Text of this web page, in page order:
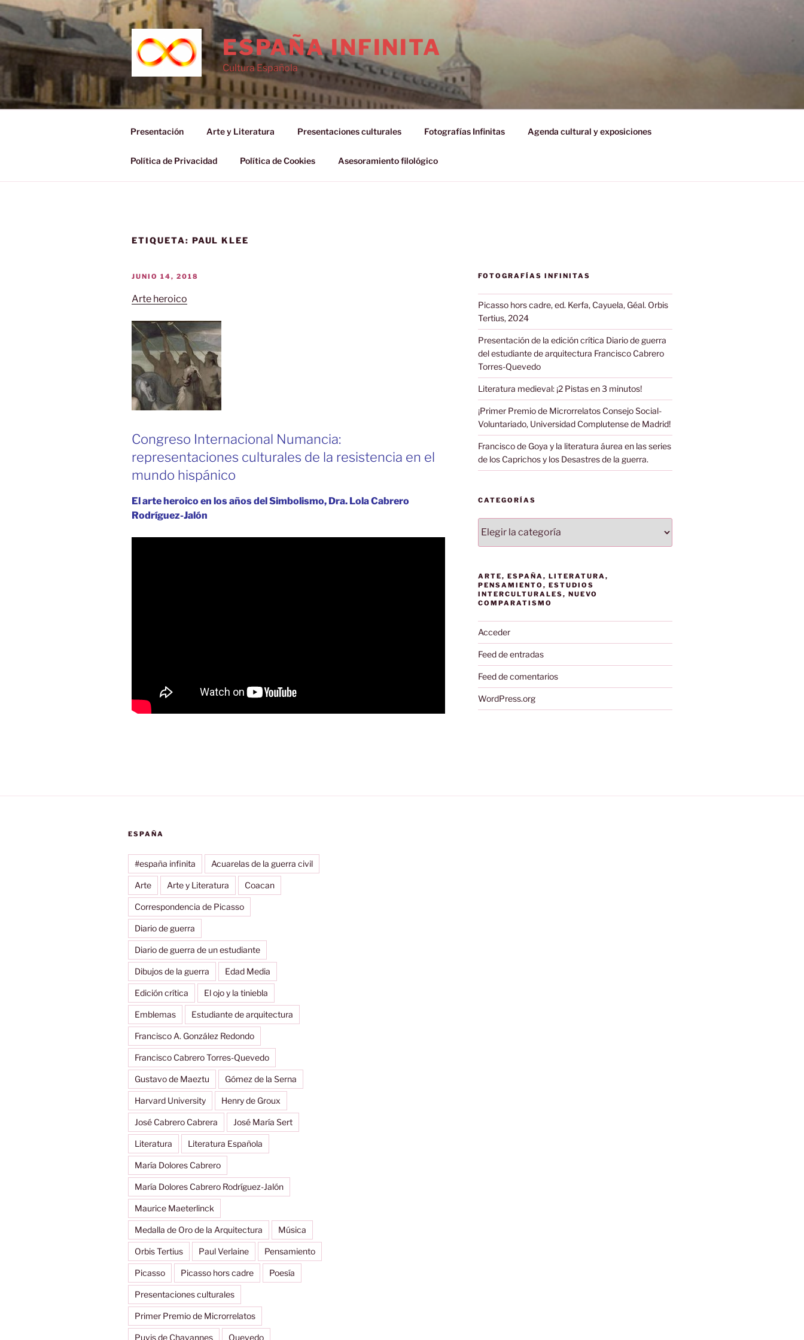
Saltar
al
contenido
ESPAÑA INFINITA
Cultura Española
Presentación Arte y Literatura Presentaciones culturales Fotografías Infinitas Agenda cultural y exposiciones
Política de Privacidad Política de Cookies Asesoramiento filológico
ETIQUETA: PAUL KLEE
PUBLICADO
JUNIO 14, 2018
Arte heroico
Congreso Internacional Numancia:
representaciones culturales de la resistencia en el
mundo hispánico
El arte heroico en los años del Simbolismo, Dra. Lola Cabrero
Rodríguez-Jalón
FOTOGRAFÍAS INFINITAS
Picasso hors cadre, ed. Kerfa, Cayuela, Géal. Orbis
Tertius, 2024
Presentación de la edición crítica Diario de guerra
del estudiante de arquitectura Francisco Cabrero
Torres-Quevedo
Literatura medieval: ¡2 Pistas en 3 minutos!
¡Primer Premio de Microrrelatos Consejo Social-
Voluntariado, Universidad Complutense de Madrid!
Francisco de Goya y la literatura áurea en las series
de los Caprichos y los Desastres de la guerra.
CATEGORÍAS
ARTE, ESPAÑA, LITERATURA,
PENSAMIENTO, ESTUDIOS
INTERCULTURALES, NUEVO
COMPARATISMO
Acceder
Feed de entradas
Feed de comentarios
WordPress.org
ESPAÑA
#españa infinita Acuarelas de la guerra civil
Arte Arte y Literatura Coacan
Correspondencia de Picasso
Diario de guerra
Diario de guerra de un estudiante
Dibujos de la guerra Edad Media
Edición crítica El ojo y la tiniebla
Emblemas Estudiante de arquitectura
Francisco A. González Redondo
Francisco Cabrero Torres-Quevedo
Gustavo de Maeztu Gómez de la Serna
Harvard University Henry de Groux
José Cabrero Cabrera José María Sert
Literatura Literatura Española
María Dolores Cabrero
María Dolores Cabrero Rodríguez-Jalón
Maurice Maeterlinck
Medalla de Oro de la Arquitectura Música
Orbis Tertius Paul Verlaine Pensamiento
Picasso Picasso hors cadre Poesía
Presentaciones culturales
Primer Premio de Microrrelatos
Puvis de Chavannes Quevedo